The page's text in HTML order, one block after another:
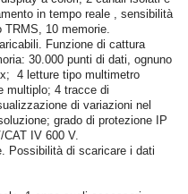
in tempo reale , sensibilità
10 memorie.
Funzione di cattura
30.000 punti di dati, ognuno
4 letture tipo multimetro
multiplo; 4 tracce di
di variazioni nel
grado di protezione IP
IV 600 V.
Possibilità di scaricare i dati